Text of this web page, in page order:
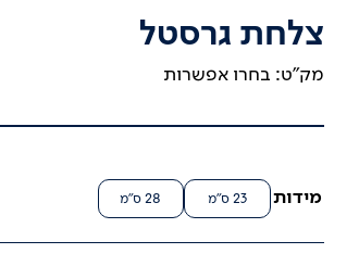
צלחת גרסטל
מק"ט: בחרו אפשרות
מידות 23 ס"מ 28 ס"מ